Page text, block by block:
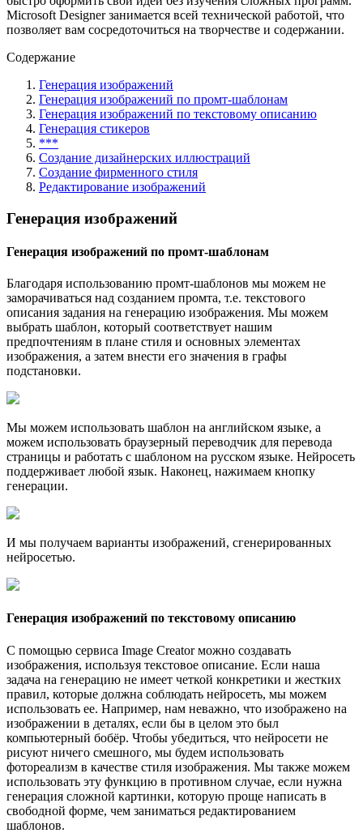
Microsoft Designer занимается всей технической работой, что
позволяет вам сосредоточиться на творчестве и содержании.
Содержание
Генерация изображений
Генерация изображений по промт-шаблонам
Генерация изображений по текстовому описанию
Генерация стикеров
***
Создание дизайнерских иллюстраций
Создание фирменного стиля
Редактирование изображений
Генерация изображений
Генерация изображений по промт-шаблонам
Благодаря использованию промт-шаблонов мы можем не
заморачиваться над созданием промта, т.е. текстового
описания задания на генерацию изображения. Мы можем
выбрать шаблон, который соответствует нашим
предпочтениям в плане стиля и основных элементах
изображения, а затем внести его значения в графы
подстановки.
Мы можем использовать шаблон на английском языке, а
можем использовать браузерный переводчик для перевода
страницы и работать с шаблоном на русском языке. Нейросеть
поддерживает любой язык. Наконец, нажимаем кнопку
генерации.
И мы получаем варианты изображений, сгенерированных
нейросетью.
Генерация изображений по текстовому описанию
С помощью сервиса Image Creator можно создавать
изображения, используя текстовое описание. Если наша
задача на генерацию не имеет четкой конкретики и жестких
правил, которые должна соблюдать нейросеть, мы можем
использовать ее. Например, нам неважно, что изображено на
изображении в деталях, если бы в целом это был
компьютерный бобёр. Чтобы убедиться, что нейросети не
рисуют ничего смешного, мы будем использовать
фотореализм в качестве стиля изображения. Мы также можем
использовать эту функцию в противном случае, если нужна
генерация сложной картинки, которую проще написать в
свободной форме, чем заниматься редактированием
шаблонов.